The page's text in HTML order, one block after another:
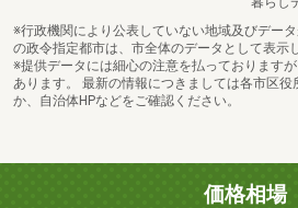
※行政機関により公表していない地域及びデー
の政令指定都市は、市全体のデータとして表示
※提供データには細心の注意を払っております
あります。 最新の情報につきましては各市区役
か、自治体HPなどをご確認ください。
価格相場